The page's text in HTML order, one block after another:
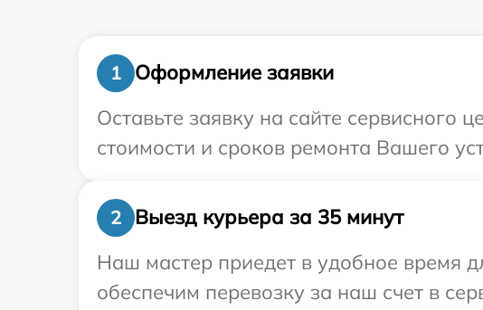
1
Оформление заявки
Оставьте заявку на сайте сервисного
стоимости и сроков ремонта Вашего
2
Выезд курьера за 35 минут
Наш мастер приедет в удобное время
обеспечим перевозку за наш счет в